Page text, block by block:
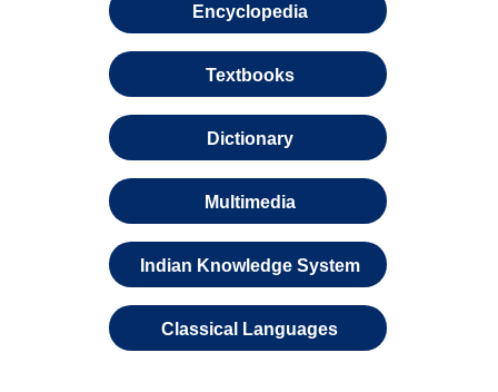
Encyclopedia
Textbooks
Dictionary
Multimedia
Indian Knowledge System
Classical Languages